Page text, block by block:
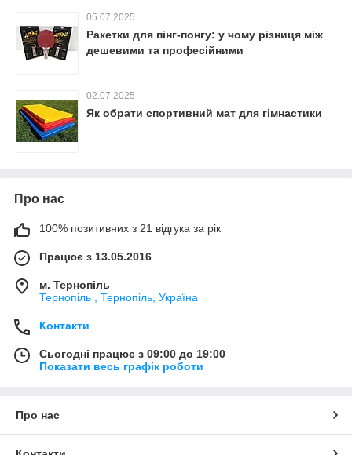
05.07.2025
Ракетки для пінг-понгу: у чому різниця між
дешевими та професійними
02.07.2025
Як обрати спортивний мат для гімнастики
Про нас
100% позитивних з 21 відгука за рік
Працює з 13.05.2016
м. Тернопіль
Тернопіль , Тернопіль, Україна
Контакти
Сьогодні працює з 09:00 до 19:00
Показати весь графік роботи
Про нас